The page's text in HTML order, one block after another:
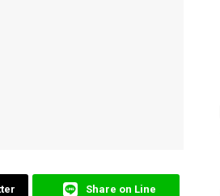
Share on Line